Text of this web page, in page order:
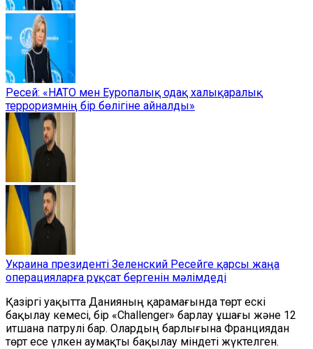
Ресей: «НАТО мен Еуропалық одақ халықаралық
терроризмнің бір бөлігіне айналды»
Украина президенті Зеленский Ресейге қарсы жаңа
операцияларға рұқсат бергенін мәлімдеді
Қазіргі уақытта Данияның қарамағында төрт ескі
бақылау кемесі, бір «Challenger» барлау ұшағы және 12
итшана патрулі бар. Олардың барлығына Франциядан
төрт есе үлкен аумақты бақылау міндеті жүктелген.